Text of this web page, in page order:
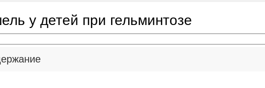
у детей при гельминтозе